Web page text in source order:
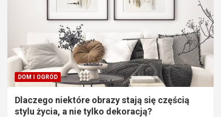
DOM I OGRÓD
Dlaczego niektóre obrazy stają się częścią
stylu życia, a nie tylko dekoracją?